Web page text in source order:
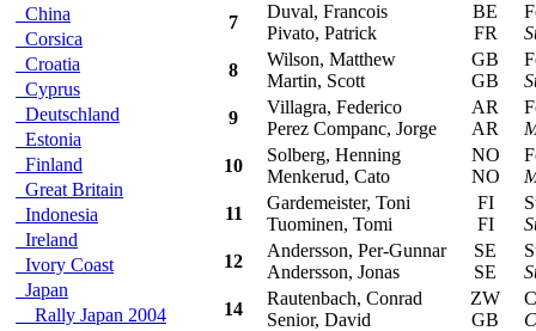
China
Corsica
Croatia
Cyprus
Deutschland
Estonia
Finland
Great Britain
Indonesia
Ireland
Ivory Coast
Japan
Rally Japan 2004
7
Duval, Francois
Pivato, Patrick
BE
FR
8
Wilson, Matthew
Martin, Scott
GB
GB
9
Villagra, Federico
Perez Companc, Jorge
AR
AR
10
Solberg, Henning
Menkerud, Cato
NO
NO
11
Gardemeister, Toni
Tuominen, Tomi
FI
FI
12
Andersson, Per-Gunnar
Andersson, Jonas
SE
SE
14
Rautenbach, Conrad
Senior, David
ZW
GB